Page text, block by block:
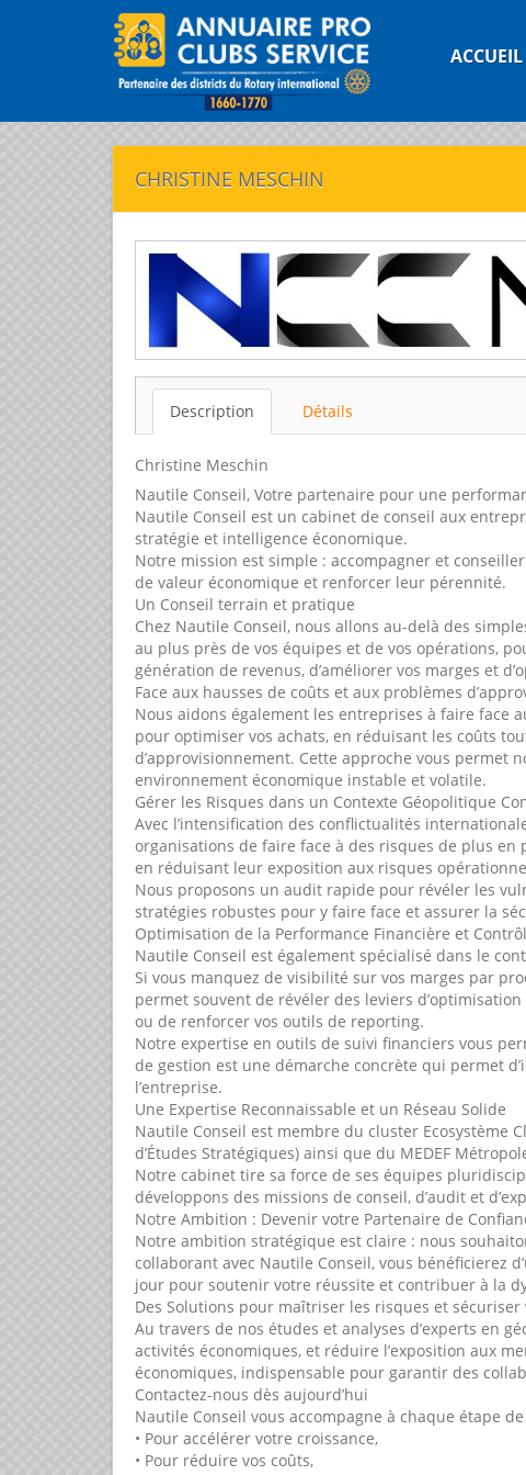
ACCUEIL
CHRISTINE MESCHIN
Description Détails
Christine Meschin
Nautile Conseil, Votre partenaire pour une
Nautile Conseil est un cabinet de conseil aux
stratégie et intelligence économique.
Notre mission est simple : accompagner et
de valeur économique et renforcer leur pérennité.
Un Conseil terrain et pratique
Chez Nautile Conseil, nous allons au-delà des
au plus près de vos équipes et de vos opérations,
génération de revenus, d’améliorer vos marges et
Face aux hausses de coûts et aux problèmes
Nous aidons également les entreprises à faire face
pour optimiser vos achats, en réduisant les coûts
d’approvisionnement. Cette approche vous permet
environnement économique instable et volatile.
Gérer les Risques dans un Contexte Géopolitique
Avec l’intensification des conflictualités
organisations de faire face à des risques de plus en
en réduisant leur exposition aux risques
Nous proposons un audit rapide pour révéler les
stratégies robustes pour y faire face et assurer la
Optimisation de la Performance Financière et
Nautile Conseil est également spécialisé dans le
Si vous manquez de visibilité sur vos marges par
permet souvent de révéler des leviers
ou de renforcer vos outils de reporting.
Notre expertise en outils de suivi financiers vous
de gestion est une démarche concrète qui permet
l’entreprise.
Une Expertise Reconnaissable et un Réseau Solide
Nautile Conseil est membre du cluster Ecosystème
d’Études Stratégiques) ainsi que du MEDEF
Notre cabinet tire sa force de ses équipes
développons des missions de conseil, d’audit et
Notre Ambition : Devenir votre Partenaire de
Notre ambition stratégique est claire : nous
collaborant avec Nautile Conseil, vous bénéficierez
jour pour soutenir votre réussite et contribuer à la
Des Solutions pour maîtriser les risques et sécuriser
Au travers de nos études et analyses d’experts en
activités économiques, et réduire l’exposition aux
économiques, indispensable pour garantir des
Contactez-nous dès aujourd’hui
Nautile Conseil vous accompagne à chaque étape
• Pour accélérer votre croissance,
• Pour réduire vos coûts,